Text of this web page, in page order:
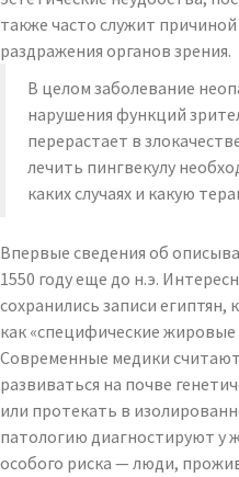
также часто служит
раздражения органов зрения.
В целом заболевание
нарушения функций
перерастает в
лечить пингвекулу
каких случаях и какую
Впервые сведения об
1550 году еще до н.э.
сохранились записи
как «специфические жировые
Современные медики
развиваться на почве
или протекать в
патологию диагностируют у
особого риска — люди,